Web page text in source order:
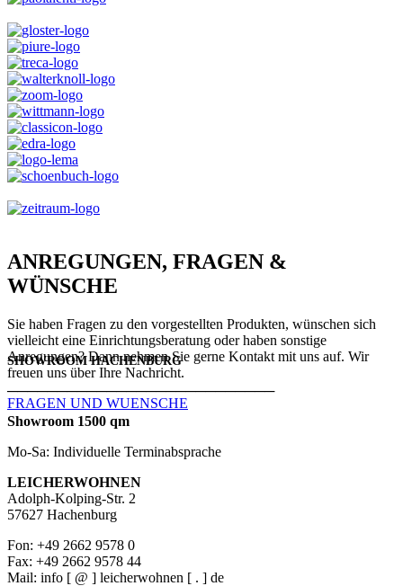
ANREGUNGEN, FRAGEN &
WÜNSCHE
Sie haben Fragen zu den vorgestellten Produkten, wünschen sich
vielleicht eine Einrichtungsberatung oder haben sonstige
Anregungen? Dann nehmen Sie gerne Kontakt mit uns auf. Wir
freuen uns über Ihre Nachricht.
FRAGEN UND WUENSCHE
SHOWROOM HACHENBURG
───────────────────────────
Showroom 1500 qm
Mo-Sa: Individuelle Terminabsprache
LEICHERWOHNEN
Adolph-Kolping-Str. 2
57627 Hachenburg
Fon: +49 2662 9578 0
Fax: +49 2662 9578 44
Mail: info [ @ ] leicherwohnen [ . ] de